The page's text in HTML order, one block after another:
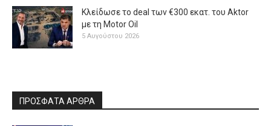
Κλείδωσε το deal των €300 εκατ. του Aktor
με τη Μotor Oil
5 Αυγούστου 2026
ΠΡΟΣΦΑΤΑ ΑΡΘΡΑ